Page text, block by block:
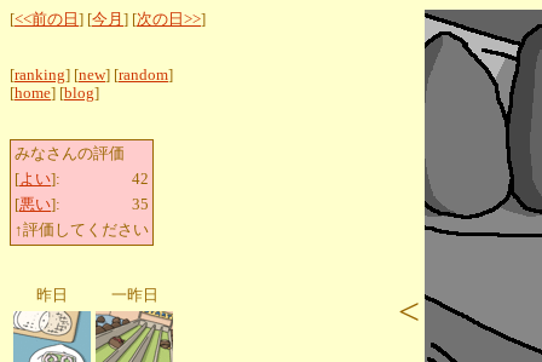
[<<前の日 ] [今月 ] [次の日>>]
[ranking] [new] [random]
[home] [blog]
みなさんの評価
[よい]:
42
[悪い]:
35
↑評価してください
昨日 一昨日 <